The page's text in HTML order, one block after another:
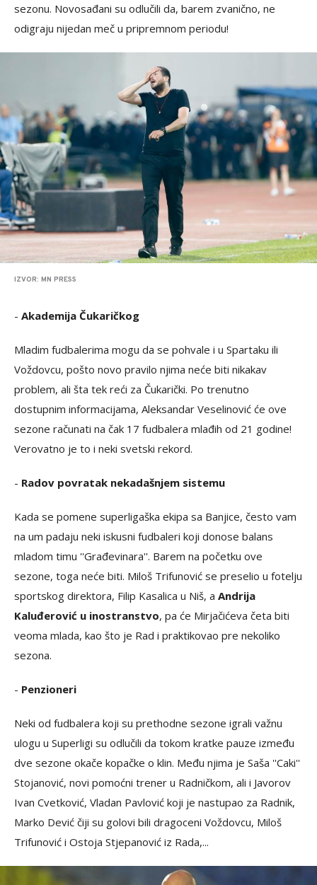
sezonu. Novosađani su odlučili da, barem zvanično, ne
odigraju nijedan meč u pripremnom periodu!
IZVOR: MN PRESS
- Akademija Čukaričkog
Mladim fudbalerima mogu da se pohvale i u Spartaku ili
Voždovcu, pošto novo pravilo njima neće biti nikakav
problem, ali šta tek reći za Čukarički. Po trenutno
dostupnim informacijama, Aleksandar Veselinović će ove
sezone računati na čak 17 fudbalera mlađih od 21 godine!
Verovatno je to i neki svetski rekord.
- Radov povratak nekadašnjem sistemu
Kada se pomene superligaška ekipa sa Banjice, često vam
na um padaju neki iskusni fudbaleri koji donose balans
mladom timu ''Građevinara''. Barem na početku ove
sezone, toga neće biti. Miloš Trifunović se preselio u fotelju
sportskog direktora, Filip Kasalica u Niš, a Andrija
Kaluđerović u inostranstvo, pa će Mirjačićeva četa biti
veoma mlada, kao što je Rad i praktikovao pre nekoliko
sezona.
- Penzioneri
Neki od fudbalera koji su prethodne sezone igrali važnu
ulogu u Superligi su odlučili da tokom kratke pauze između
dve sezone okače kopačke o klin. Među njima je Saša ''Caki''
Stojanović, novi pomoćni trener u Radničkom, ali i Javorov
Ivan Cvetković, Vladan Pavlović koji je nastupao za Radnik,
Marko Dević čiji su golovi bili dragoceni Voždovcu, Miloš
Trifunović i Ostoja Stjepanović iz Rada,...